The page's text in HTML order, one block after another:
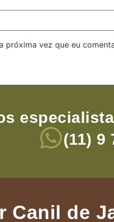
próxima vez que eu
(11) 9
Canil de